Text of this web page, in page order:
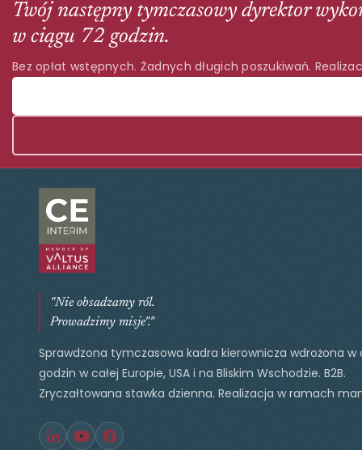
Twój następny tymczasowy dyrektor
w ciągu 72 godzin.
Bez opłat wstępnych. Żadnych długich poszukiwań.
"Nie obsadzamy ról.
Prowadzimy misje"."
Sprawdzona tymczasowa kadra kierownicza wdrożona w
godzin w całej Europie, USA i na Bliskim Wschodzie. B2B.
Zryczałtowana stawka dzienna. Realizacja w ramach